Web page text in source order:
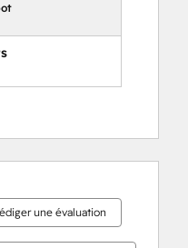
une évaluation